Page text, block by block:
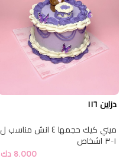
دزاين ١١٦
ميني كيك حجمها ٤ انش مناسب ل
١-٣ اشخاص
8.000 دك